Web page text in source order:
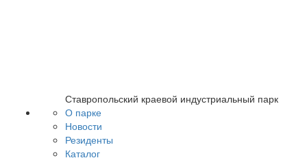
Ставропольский краевой индустриальный парк
О парке
Новости
Резиденты
Каталог